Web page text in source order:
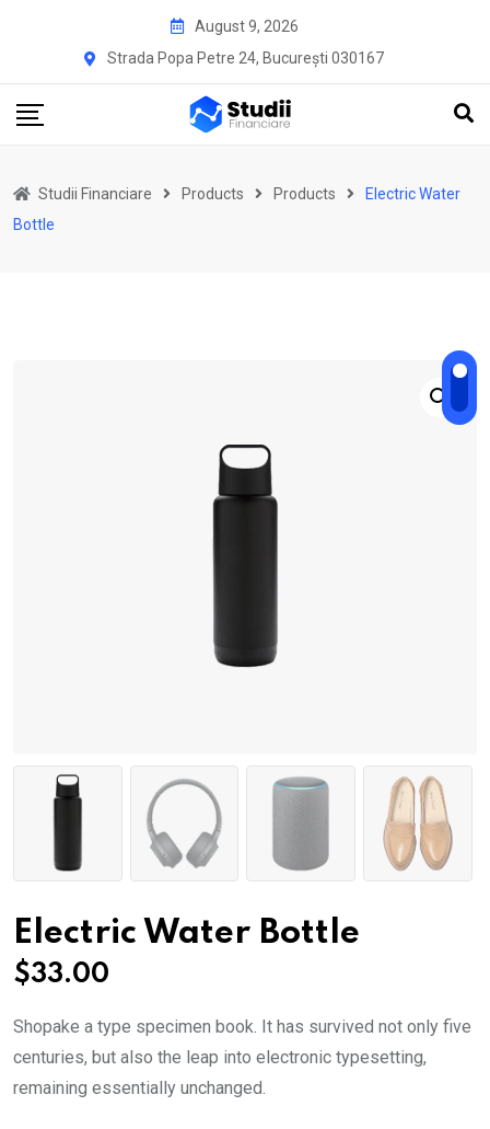
August 9, 2026
Strada Popa Petre 24, București 030167
Studii Financiare Products Products
Electric Water
Bottle
Electric Water Bottle
$33.00
Shopake a type specimen book. It has survived not only five
centuries, but also the leap into electronic typesetting,
remaining essentially unchanged.